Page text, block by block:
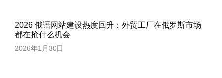
2026 俄语网站建设热度回升：外贸工厂在俄罗斯市场
都在抢什么机会
2026年1月30日